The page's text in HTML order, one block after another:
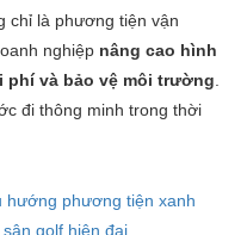
chỉ là phương tiện vận
nghiệp nâng cao hình
phí và bảo vệ môi trường
đi thông minh trong thời
hướng phương tiện xanh
golf hiện đại